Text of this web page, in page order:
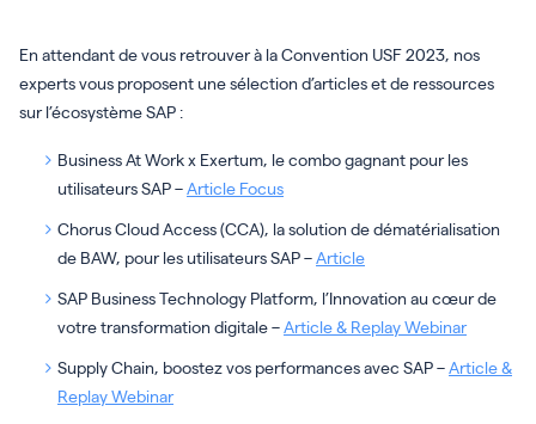
En attendant de vous retrouver à la Convention USF 2023, nos
experts vous proposent une sélection d’articles et de ressources
sur l’écosystème SAP :
Business At Work x Exertum, le combo gagnant pour les
utilisateurs SAP –Article Focus
Chorus Cloud Access (CCA), la solution de dématérialisation
de BAW, pour les utilisateurs SAP –Article
SAP Business Technology Platform, l’Innovation au cœur de
votre transformation digitale –Article & Replay Webinar
Supply Chain, boostez vos performances avec SAP –Article &
Replay Webinar